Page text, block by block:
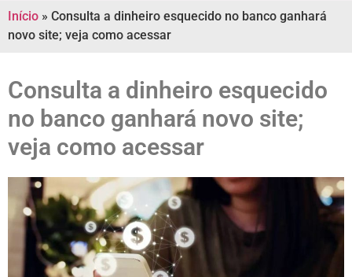
Início » Consulta a dinheiro esquecido no banco ganhará
novo site; veja como acessar
Consulta a dinheiro esquecido
no banco ganhará novo site;
veja como acessar